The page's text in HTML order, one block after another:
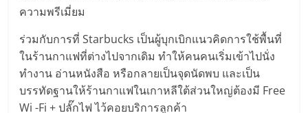
คืน
ทุน
ความพรีเมี่ยม
ร่วมกับการที่ Starbucks เป็นผู้บุกเบิกแนวคิดการใช้พื้นที่
ในร้านกาแฟที่ต่างไปจากเดิม ทำให้คนคนเริ่มเข้าไปนั่ง
ทำงาน อ่านหนังสือ หรือกลายเป็นจุดนัดพบ และเป็น
บรรทัดฐานให้ร้านกาแฟในเกาหลีใต้ส่วนใหญ่ต้องมี Free
Wi -Fi + ปลั๊กไฟ ไว้คอยบริการลูกค้า